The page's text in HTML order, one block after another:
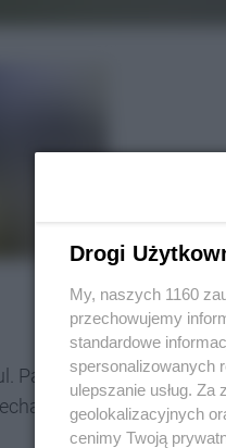
Pastuszki w
w słup
Drogi
My, naszych 1160
przechowujemy
standardowe
spersonalizowanych
ulepszanie usług.
geolokalizacyjnych
cenimy Twoją